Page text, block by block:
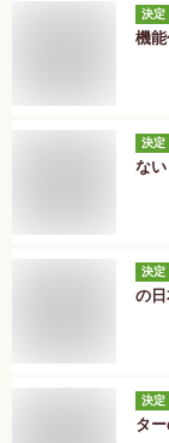
決定
機
決定
な
決定
の
決定
タ